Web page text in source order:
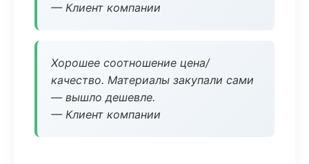
— Клиент компании
Хорошее соотношение цена/
качество. Материалы закупали сами
— вышло дешевле.
— Клиент компании